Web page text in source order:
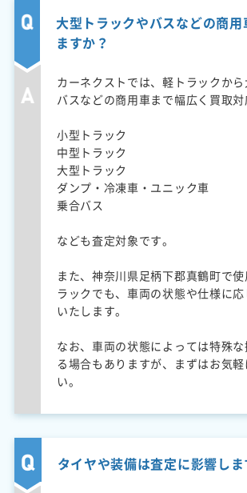
大型トラックやバスなどの商用
ますか？
カーネクストでは、軽トラックから
バスなどの商用車まで幅広く買取対
小型トラック
中型トラック
大型トラック
ダンプ・冷凍車・ユニック車
乗合バス
なども査定対象です。
また、神奈川県足柄下郡真鶴町で
ラックでも、車両の状態や仕様に
いたします。
なお、車両の状態によっては特殊
る場合もありますが、まずはお気
い。
タイヤや装備は査定に影響しま